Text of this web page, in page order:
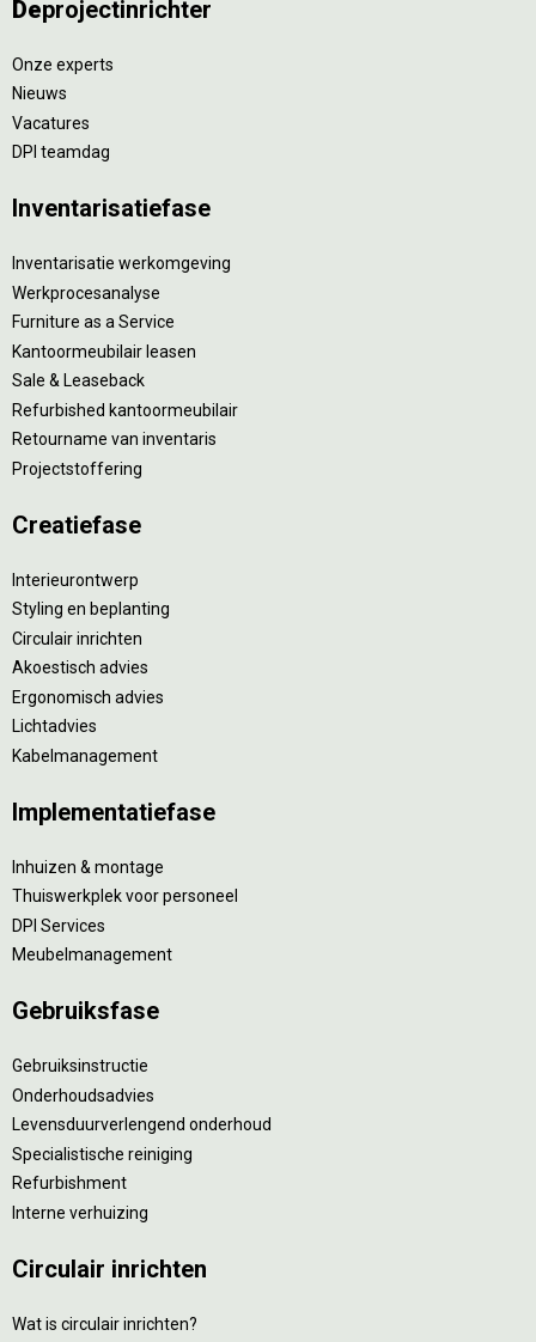
Deprojectinrichter
Onze experts
Nieuws
Vacatures
DPI teamdag
Inventarisatiefase
Inventarisatie werkomgeving
Werkprocesanalyse
Furniture as a Service
Kantoormeubilair leasen
Sale & Leaseback
Refurbished kantoormeubilair
Retourname van inventaris
Projectstoffering
Creatiefase
Interieurontwerp
Styling en beplanting
Circulair inrichten
Akoestisch advies
Ergonomisch advies
Lichtadvies
Kabelmanagement
Implementatiefase
Inhuizen & montage
Thuiswerkplek voor personeel
DPI Services
Meubelmanagement
Gebruiksfase
Gebruiksinstructie
Onderhoudsadvies
Levensduurverlengend onderhoud
Specialistische reiniging
Refurbishment
Interne verhuizing
Circulair inrichten
Wat is circulair inrichten?